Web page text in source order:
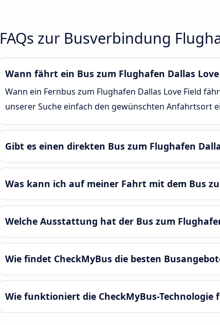
FAQs zur Busverbindung
Wann fährt ein Bus zum Flughafen Dallas Love
Wann ein Fernbus zum Flughafen Dallas Love Field
unserer Suche einfach den gewünschten Anfahrtsort
Gibt es einen direkten Bus zum Flughafen
Was kann ich auf meiner Fahrt mit dem Bus
Welche Ausstattung hat der Bus zum
Wie findet CheckMyBus die besten
Wie funktioniert die CheckMyBus-Technologie